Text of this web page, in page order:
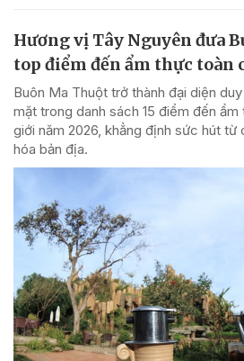
Hương vị Tây Nguyên đưa
top điểm đến ẩm thực toàn
Buôn Ma Thuột trở thành đại diện
mặt trong danh sách 15 điểm đến
giới năm 2026, khẳng định sức hút từ
hóa bản địa.